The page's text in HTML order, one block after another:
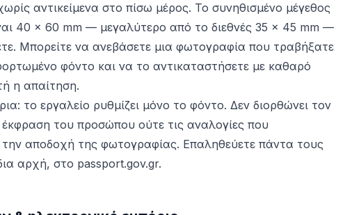
αντικείμενα στο πίσω μέρος. Το συνηθισμένο μέγεθος
40 × 60 mm — μεγαλύτερο από το διεθνές 35 × 45 mm —
Μπορείτε να ανεβάσετε μια φωτογραφία που τραβήξατε
φόντο και να το αντικαταστήσετε με καθαρό
η απαίτηση.
το εργαλείο ρυθμίζει μόνο το φόντο. Δεν διορθώνει τον
του προσώπου ούτε τις αναλογίες που
την αποδοχή της φωτογραφίας. Επαληθεύετε πάντα τους
αρχή, στο passport.gov.gr.